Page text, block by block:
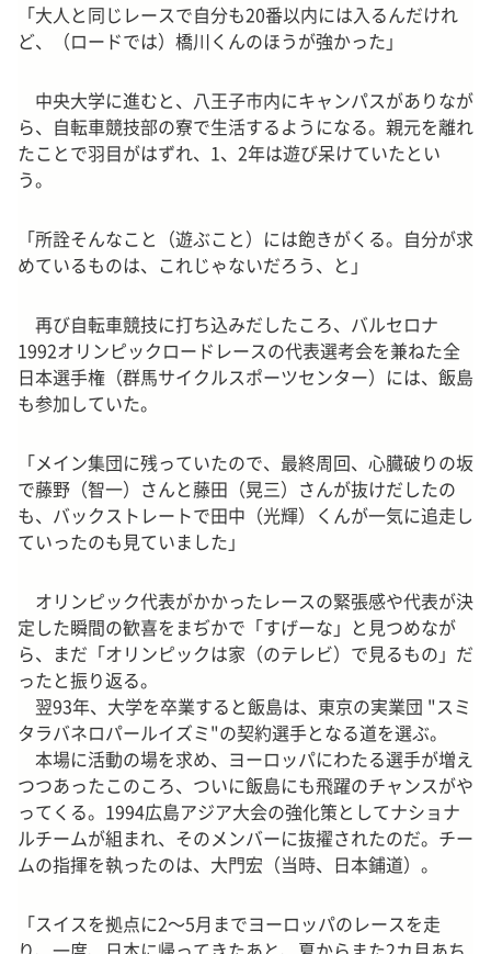
「大人と同じレースで自分も20番以内には入るんだけれ
ど、（ロードでは）橋川くんのほうが強かった」
中央大学に進むと、八王子市内にキャンパスがありなが
ら、自転車競技部の寮で生活するようになる。親元を離れ
たことで羽目がはずれ、1、2年は遊び呆けていたとい
う。
「所詮そんなこと（遊ぶこと）には飽きがくる。自分が求
めているものは、これじゃないだろう、と」
再び自転車競技に打ち込みだしたころ、バルセロナ
1992オリンピックロードレースの代表選考会を兼ねた全
日本選手権（群馬サイクルスポーツセンター）には、飯島
も参加していた。
「メイン集団に残っていたので、最終周回、心臓破りの坂
で藤野（智一）さんと藤田（晃三）さんが抜けだしたの
も、バックストレートで田中（光輝）くんが一気に追走し
ていったのも見ていました」
オリンピック代表がかかったレースの緊張感や代表が決
定した瞬間の歓喜をまぢかで「すげーな」と見つめなが
ら、まだ「オリンピックは家（のテレビ）で見るもの」だ
ったと振り返る。
翌93年、大学を卒業すると飯島は、東京の実業団 "スミ
タラバネロパールイズミ"の契約選手となる道を選ぶ。
本場に活動の場を求め、ヨーロッパにわたる選手が増え
つつあったこのころ、ついに飯島にも飛躍のチャンスがや
ってくる。1994広島アジア大会の強化策としてナショナ
ルチームが組まれ、そのメンバーに抜擢されたのだ。チー
ムの指揮を執ったのは、大門宏（当時、日本鋪道）。
「スイスを拠点に2～5月までヨーロッパのレースを走